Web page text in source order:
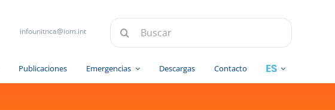
infounitnca@iom.int Buscar:
Publicaciones Emergencias Descargas Contacto